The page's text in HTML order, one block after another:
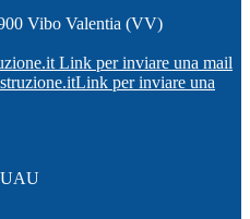
Vibo Valentia (VV)
Link per inviare una mail
Link per inviare una